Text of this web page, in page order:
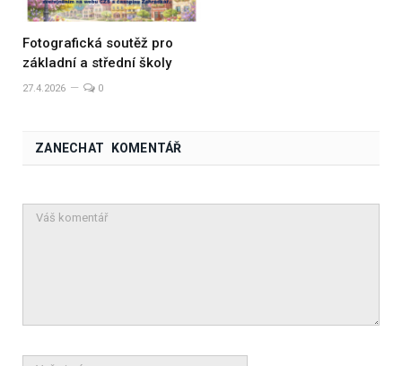
Fotografická soutěž pro
základní a střední školy
27.4.2026 0
ZANECHAT KOMENTÁŘ